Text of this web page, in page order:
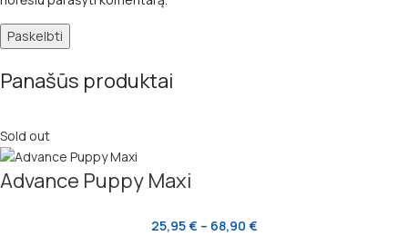
Panašūs produktai
Sold out
Advance Puppy Maxi
25,95€ – 68,90 €